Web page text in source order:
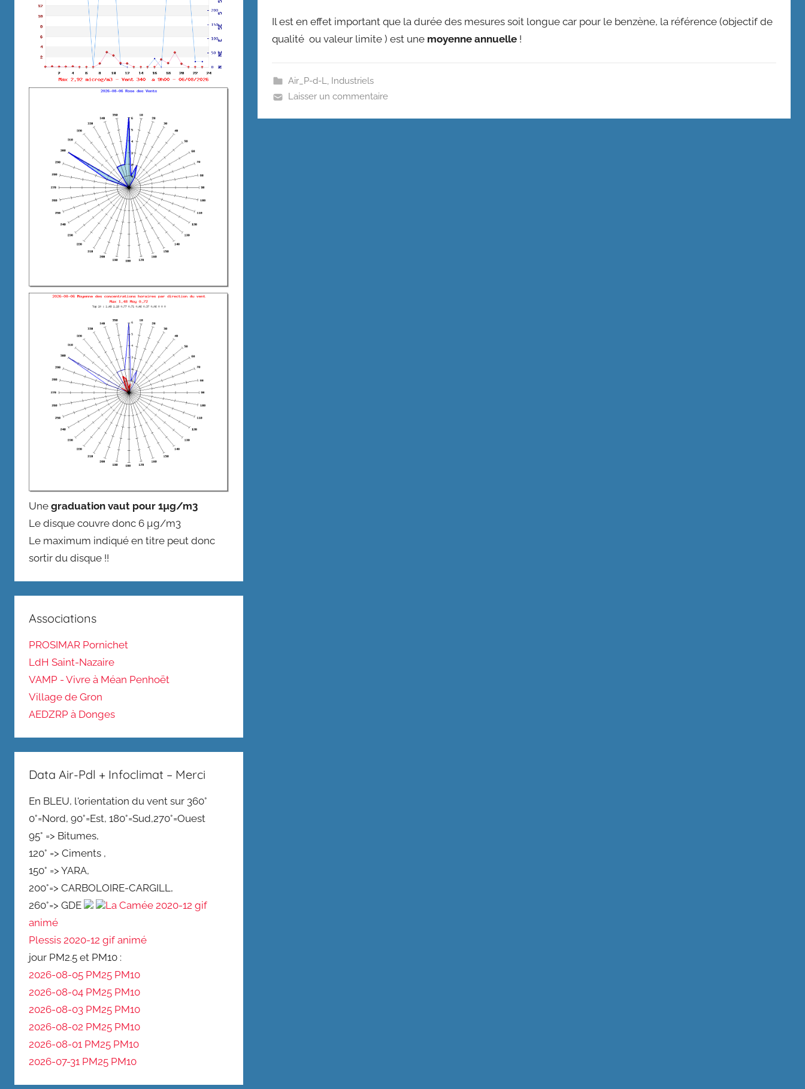
Il est en effet important que la durée des mesures soit longue car pour le benzène, la référence (objectif de
qualité ou valeur limite ) est unemoyenne annuelle!
Air_P-d-L, Industriels
Laisser un commentaire
Une graduation vaut pour 1µg/m3
Le disque couvre donc 6 µg/m3
Le maximum indiqué en titre peut donc
sortir du disque !!
Associations
PROSIMAR Pornichet
LdH Saint-Nazaire
VAMP - Vivre à Méan Penhoët
Village de Gron
AEDZRP à Donges
Data Air-Pdl + Infoclimat – Merci
En BLEU, l'orientation du vent sur 360°
0°=Nord, 90°=Est, 180°=Sud,270°=Ouest
95° => Bitumes,
120° => Ciments ,
150° => YARA,
200°=> CARBOLOIRE-CARGILL,
260°=> GDE
La Camée 2020-12 gif
animé
Plessis 2020-12 gif animé
jour PM2.5 et PM10 :
2026-08-05 PM25 PM10
2026-08-04 PM25 PM10
2026-08-03 PM25 PM10
2026-08-02 PM25 PM10
2026-08-01 PM25 PM10
2026-07-31 PM25 PM10